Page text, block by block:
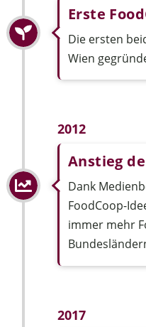
Erste
Die ersten
Wien
2012
Anstieg
Dank
FoodCoop-
immer mehr
2017